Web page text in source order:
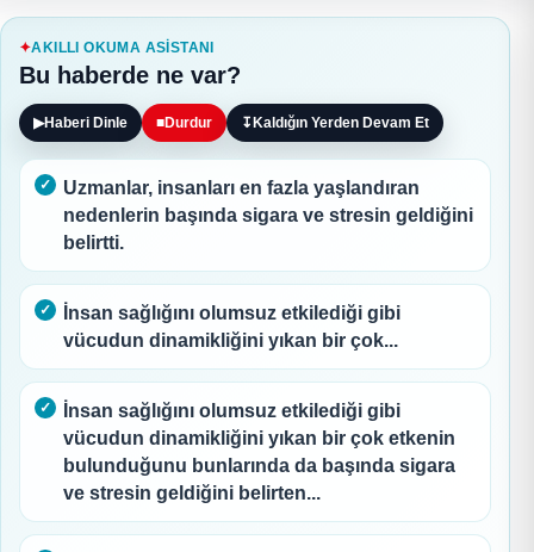
AKILLI OKUMA ASISTANI
Bu haberde ne var?
▶Haberi Dinle ■Durdur ↧ Kaldığın Yerden Devam Et
Uzmanlar, insanları en fazla yaşlandıran
nedenlerin başında sigara ve stresin geldiğini
belirtti.
İnsan sağlığını olumsuz etkilediği gibi
vücudun dinamikliğini yıkan bir çok...
İnsan sağlığını olumsuz etkilediği gibi
vücudun dinamikliğini yıkan bir çok etkenin
bulunduğunu bunlarında da başında sigara
ve stresin geldiğini belirten...